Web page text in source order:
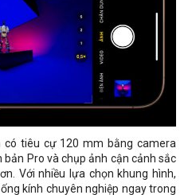
có tiêu cự 120 mm bằng camera
Pro và chụp ảnh cận cảnh sắc
Với nhiều lựa chọn khung hình,
kính chuyên nghiệp ngay trong